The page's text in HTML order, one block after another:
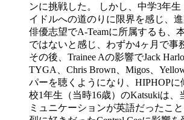
ンに挑戦した。 しかし、中学3年生
イドルへの道のりに限界を感じ、
俳優志望でA-Teamに所属するも、
ではないと感じ、わずか4ヶ月で事
その後、Trainee Aの影響でJack
TYGA、Chris Brown、Migos、
パーを聴くようになり、HIPHOPに
校1年生（当時16歳）のKatsukiは、
ミュニケーションが英語だったこ